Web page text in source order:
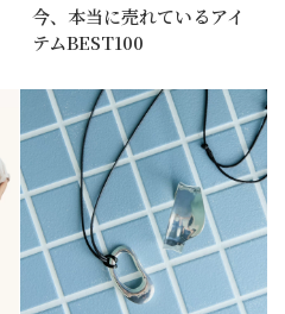
今、本当に売れているアイ
テムBEST100